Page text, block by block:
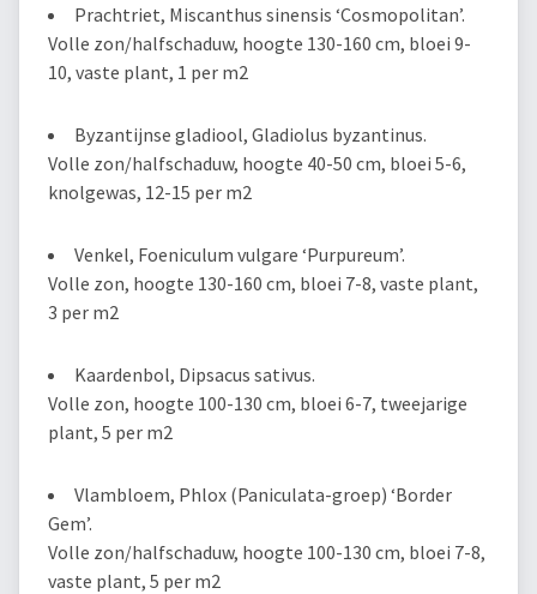
Prachtriet, Miscanthus sinensis ‘Cosmopolitan’.
Volle zon/halfschaduw, hoogte 130-160 cm, bloei 9-
10, vaste plant, 1 per m2
Byzantijnse gladiool, Gladiolus byzantinus.
Volle zon/halfschaduw, hoogte 40-50 cm, bloei 5-6,
knolgewas, 12-15 per m2
Venkel, Foeniculum vulgare ‘Purpureum’.
Volle zon, hoogte 130-160 cm, bloei 7-8, vaste plant,
3 per m2
Kaardenbol, Dipsacus sativus.
Volle zon, hoogte 100-130 cm, bloei 6-7, tweejarige
plant, 5 per m2
Vlambloem, Phlox (Paniculata-groep) ‘Border
Gem’.
Volle zon/halfschaduw, hoogte 100-130 cm, bloei 7-8,
vaste plant, 5 per m2